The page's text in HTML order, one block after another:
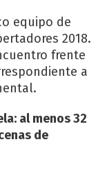
equipo de
2018.
frente
a
al menos 32
de